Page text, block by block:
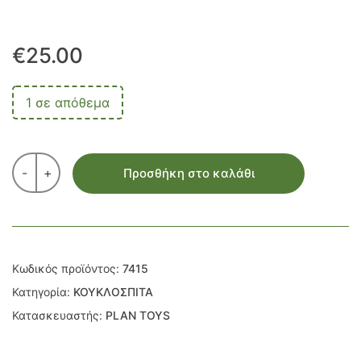
€25.00
1 σε απόθεμα
- + Προσθήκη στο καλάθι
Κωδικός προϊόντος: 7415
Κατηγορία: ΚΟΥΚΛΟΣΠΙΤΑ
Κατασκευαστής: PLAN TOYS